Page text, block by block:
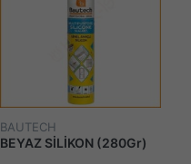
BAUTECH
BEYAZ SİLİKON (280Gr)